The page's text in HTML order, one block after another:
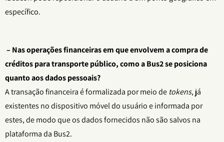
específico.
– Nas operações financeiras em que envolvem a compra de
créditos para transporte público, como a Bus2 se posiciona
quanto aos dados pessoais?
A transação financeira é formalizada por meio de tokens, já
existentes no dispositivo móvel do usuário e informada por
estes, de modo que os dados fornecidos não são salvos na
plataforma da Bus2.